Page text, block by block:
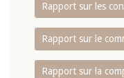
Rapport sur les
Rapport sur le
Rapport sur la